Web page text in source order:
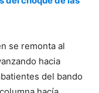
se remonta al
hacia
del bando